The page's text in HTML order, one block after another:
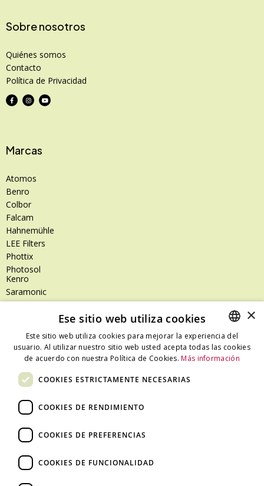
Sobre nosotros
Quiénes somos
Contacto
Política de Privacidad
Marcas
Atomos
Benro
Colbor
Falcam
Hahnemühle
LEE Filters
Phottix
Photosol
Kenro
Saramonic
Shimoda
SanDisk Professional
Tenba
Zeiss
Dónde estamos
C/ Ali Bei, 67 – 08013 Barcelona - España
T. +34 93 245 27 23
info@fototecnica.com
SPANISH
×
Ese sitio web utiliza cookies
Este sitio web utiliza cookies para mejorar la experiencia del
usuario. Al utilizar nuestro sitio web usted acepta todas las cookies
de acuerdo con nuestra Política de Cookies. Más información
COOKIES ESTRICTAMENTE NECESARIAS
COOKIES DE RENDIMIENTO
COOKIES DE PREFERENCIAS
COOKIES DE FUNCIONALIDAD